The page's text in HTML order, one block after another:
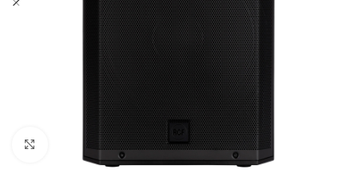
Kliknite za uvećanje